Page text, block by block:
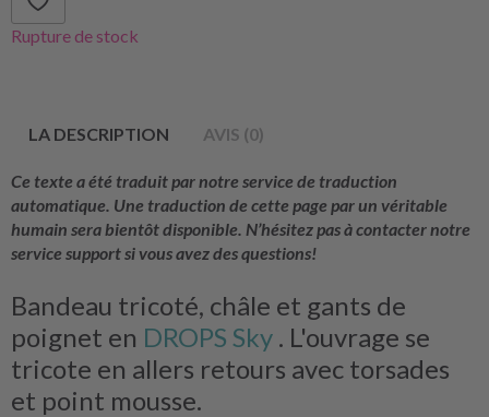
Rupture de stock
LA DESCRIPTION AVIS (0)
Ce texte a été traduit par notre service de traduction
automatique. Une traduction de cette page par un véritable
humain sera bientôt disponible. N’hésitez pas à contacter notre
service support si vous avez des questions!
Bandeau tricoté, châle et gants de
poignet en DROPS Sky . L'ouvrage se
tricote en allers retours avec torsades
et point mousse.